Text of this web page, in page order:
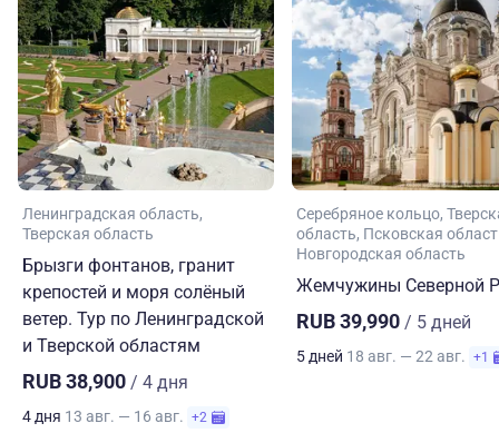
Ленинградская область
Тверская область
Брызги фонтанов, гранит
крепостей и моря солёный
ветер. Тур по Ленинградской
и Тверской областям
RUB 38,900 / 4 дня
4 дня 13 авг. — 16 авг. +2
Серебряное кольцо
область Псковская
Новгородская область
Жемчужины Северной
RUB 39,990 / 5 дней
5 дней 18 авг. — 22 авг. +1